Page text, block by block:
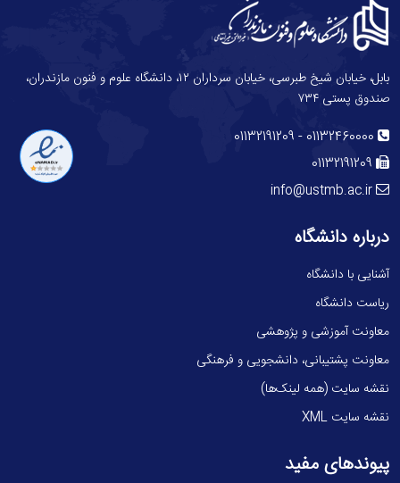
بابل، خیابان شیخ طبرسی، خیابان سرداران ۱۲، دانشگاه علوم و فنون مازندران،
صندوق پستی ۷۳۴
01132460000
-
01132191209
01132191209
info@ustmb.ac.ir
درباره دانشگاه
آشنایی با دانشگاه
ریاست دانشگاه
معاونت آموزشی و پژوهشی
معاونت پشتیبانی، دانشجویی و فرهنگی
نقشه سایت (همه لینک‌ها)
نقشه سایت XML
پیوندهای مفید